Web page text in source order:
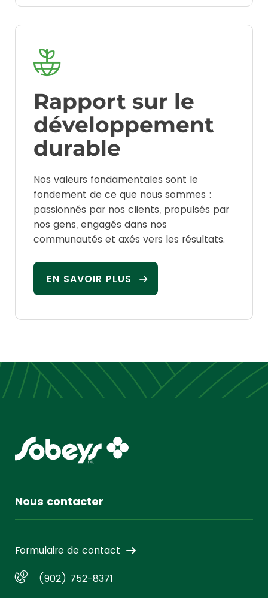
Rapport sur le
développement
durable
Nos valeurs fondamentales sont le
fondement de ce que nous sommes :
passionnés par nos clients, propulsés par
nos gens, engagés dans nos
communautés et axés vers les résultats.
EN SAVOIR PLUS
Nous contacter
Formulaire de contact
(902) 752-8371